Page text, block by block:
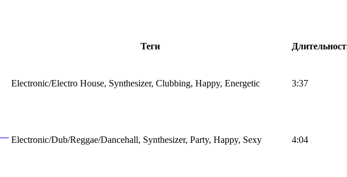
Теги
Electronic/Electro House, Synthesizer, Clubbing, Happy, Energetic 3:37
Electronic/Dub/Reggae/Dancehall, Synthesizer, Party, Happy, Sexy 4:04